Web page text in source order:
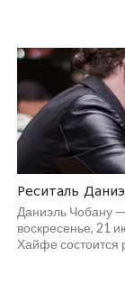
Реситаль
Даниэль Чобану
воскресенье, 21
Хайфе состоится